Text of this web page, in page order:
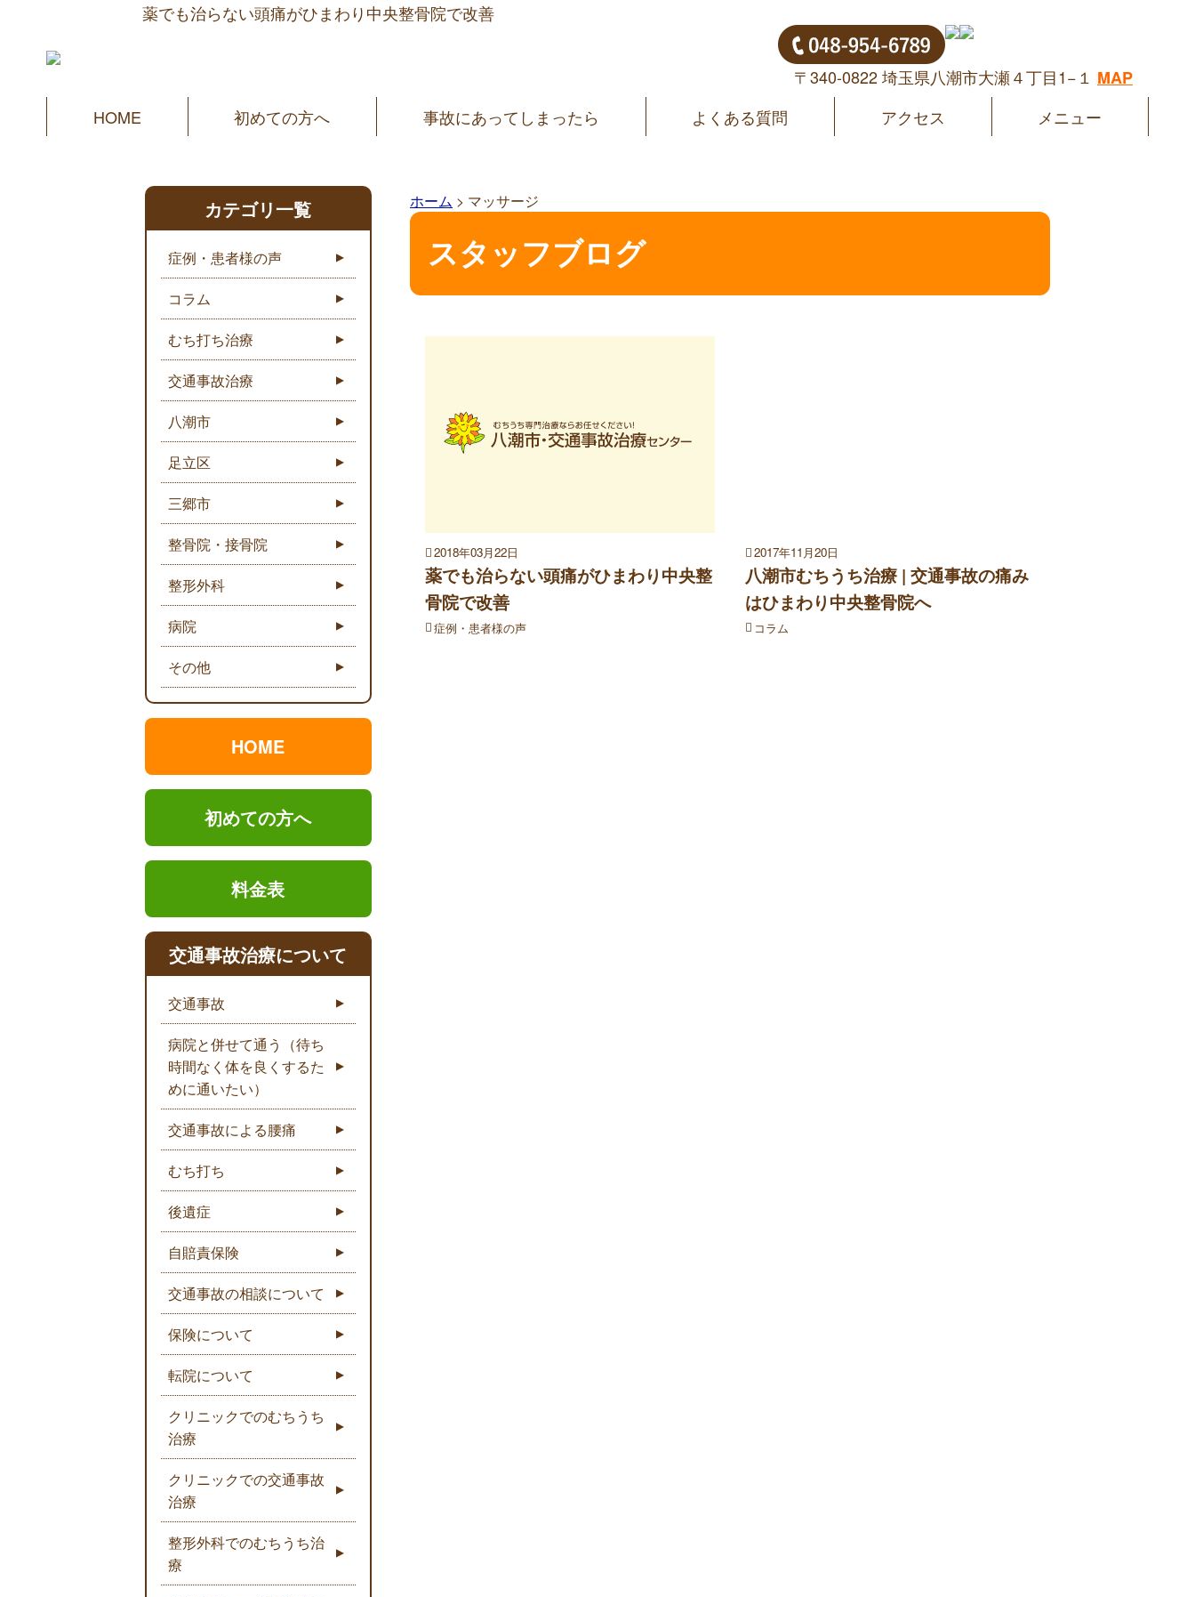
薬でも治らない頭痛がひまわり中央整骨院で改善
〒340-0822 埼玉県八潮市大瀬４丁目1−１ MAP
HOME
初めての方へ 事故にあってしまったら よくある質問 アクセス メニュー
ホーム > マッサージ
スタッフブログ
2018年03月22日
薬でも治らない頭痛がひまわり中央整
骨院で改善
症例・患者様の声
2017年11月20日
八潮市むちうち治療 | 交通事故の痛み
はひまわり中央整骨院へ
コラム
カテゴリ一覧
症例・患者様の声
コラム
むち打ち治療
交通事故治療
八潮市
足立区
三郷市
整骨院・接骨院
整形外科
病院
その他
HOME
初めての方へ
料金表
交通事故治療について
交通事故
病院と併せて通う（待ち
時間なく体を良くするた
めに通いたい）
交通事故による腰痛
むち打ち
後遺症
自賠責保険
交通事故の相談について
保険について
転院について
クリニックでのむちうち
治療
クリニックでの交通事故
治療
整形外科でのむちうち治
療